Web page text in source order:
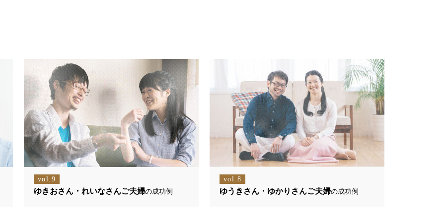
vol.9
ゆきおさん・れいなさんご夫婦の成功例
vol.8
ゆうきさん・ゆかりさんご夫婦の成功例